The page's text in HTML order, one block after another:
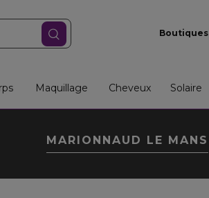
Boutiques
Maquillage Cheveux Solaire
MARIONNAUD LE MANS